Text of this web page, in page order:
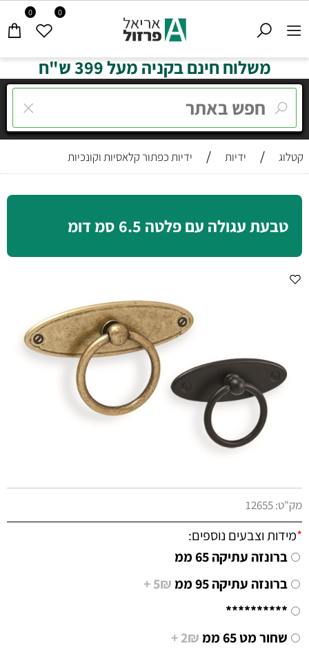
0 0
משלוח חינם בקניה מעל 399 ש"ח
קטלוג / ידיות / ידיות כפתור קלאסיות וקונכיות
טבעת עגולה עם פלטה 6.5 סמ דומ
מק"ט:12655
*מידות וצבעים נוספים:
ברונזה עתיקה 65 ממ
ברונזה עתיקה 95 ממ
5₪ +
**********
שחור מט 65 ממ
2₪ +